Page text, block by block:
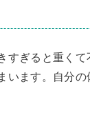
すぎると重くて
います。自分の